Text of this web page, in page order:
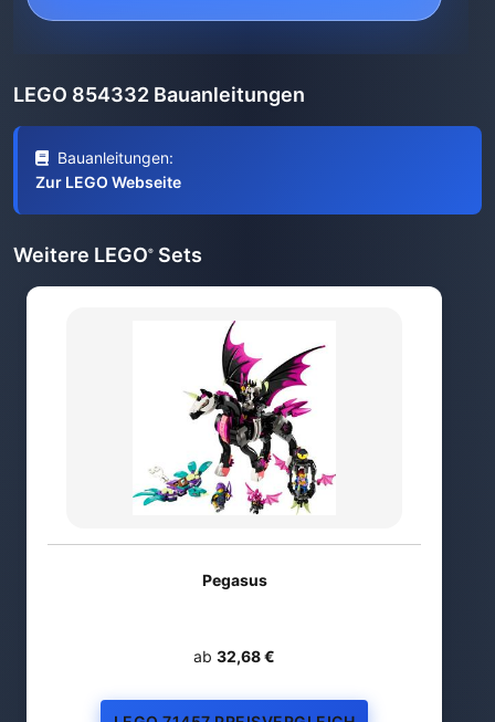
LEGO 854332 Bauanleitungen
Bauanleitungen:
Zur LEGO Webseite
Weitere LEGO® Sets
Pegasus
ab 32,68 €